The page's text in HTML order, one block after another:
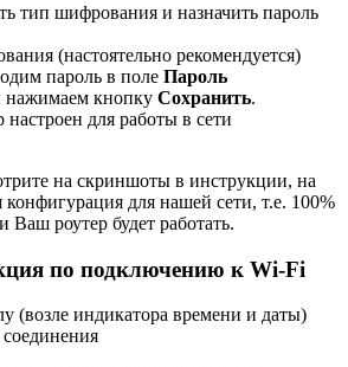
тип шифрования и назначить пароль
(настоятельно рекомендуется)
пароль в поле Пароль
нажимаем кнопку Сохранить.
для работы в сети
на скриншоты в инструкции, на
конфигурация для нашей сети, т.е. 100%
Ваш роутер будет работать.
по подключению к Wi-Fi
(возле индикатора времени и даты)